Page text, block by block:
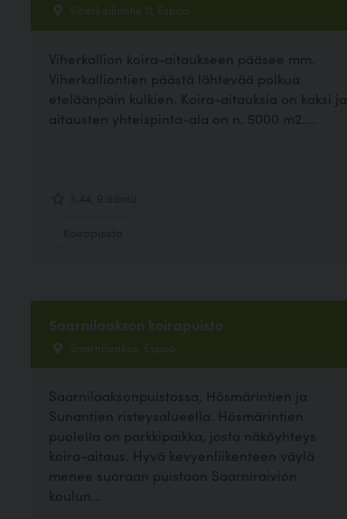
Viherkalliontie 11, Espoo
Viherkallion koira-aitaukseen pääsee mm.
Viherkalliontien päästä lähtevää polkua
eteläänpäin kulkien. Koira-aitauksia on kaksi ja
aitausten yhteispinta-ala on n. 5000 m2....
Saarnilaakson koirapuisto
Saarnilaakso, Espoo
Saarnilaaksonpuistossa, Hösmärintien ja
Sunantien risteysalueella. Hösmärintien
puolella on parkkipaikka, josta näköyhteys
koira-aitaus. Hyvä kevyenliikenteen väylä
menee suoraan puistoon Saarniraivion
koulun...